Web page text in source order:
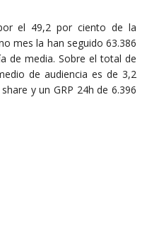
el 49,2 por ciento de la
mes la han seguido 63.386
de media. Sobre el total de
de audiencia es de 3,2
y un GRP 24h de 6.396